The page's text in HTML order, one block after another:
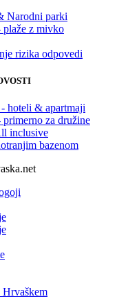
Narodni parki
plaže z mivko
rizika odpovedi
hoteli & apartmaji
primerno za družine
inclusive
bazenom
Hrvaškem